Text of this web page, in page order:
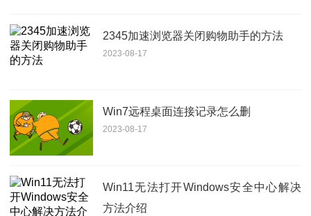
2345加速浏览器关闭购物助手的方法
2023-08-17
Win7远程桌面连接记录怎么删
2023-08-17
Win11无法打开Windows安全中心解决
方法介绍